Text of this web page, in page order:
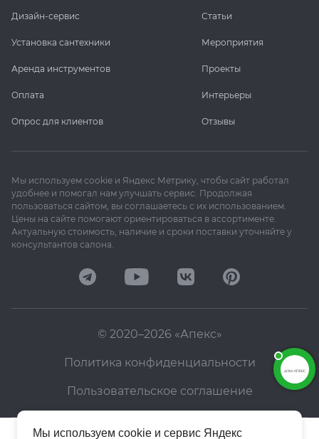
Дизайн-сервис
Установка сантехники
Аренда инструментов
Оплата
Опрос для клиентов
Статьи
Мероприятия
Проекты
Интерьеры
Отзывы
Мы используем cookie и Яндекс Метрику, чтобы сайт работал
удобнее и помогал нам улучшать сервис. Продолжая
пользоваться сайтом, вы соглашаетесь с их использованием.
Цены на сайте помогают ориентироваться в ассортименте.
Актуальную стоимость, наличие и сроки поставки уточняйте у
консультантов салона.
© 2020–2026 «Апекс»
Политика конфиденциальности
Пользовательское соглашение
Мы используем cookie и сервис Яндекс